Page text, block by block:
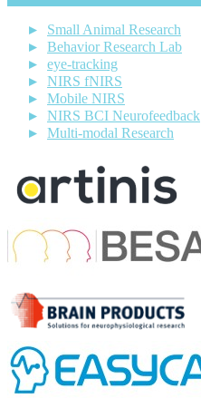
Small Animal Research
Behavior Research Lab
eye-tracking
NIRS fNIRS
Mobile NIRS
NIRS BCI Neurofeedback
Multi-modal Research